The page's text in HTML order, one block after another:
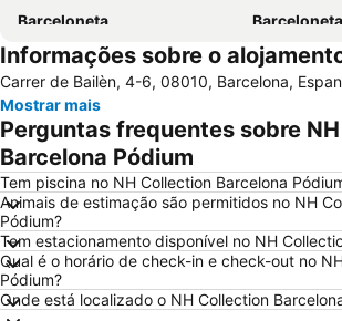
Barceloneta
Barceloneta
Estádio Olímpico de Montjuïc
Camp Nou
Estació de Sants
Palácio
Praça Catalunha
Sagrada
La Dreta de l'Eixample
Metrô de Barcelona
Plaza
Aeroport T1 Metro Station
Ciutat Vella
Catedral Basílica de Barcelona
Estació de
Gràcia
Circuit de Catalunya
Parque do
Informações sobre o
Carrer de Bailèn, 4-6, 08010, Barcelona,
Mostrar mais
Perguntas frequentes sobre
Barcelona Pódium
Tem piscina no NH Collection Barcelona
Animais de estimação são permitidos no NH
Pódium?
Tem estacionamento disponível no NH
Qual é o horário de check-in e check-out no
Pódium?
Onde está localizado o NH Collection